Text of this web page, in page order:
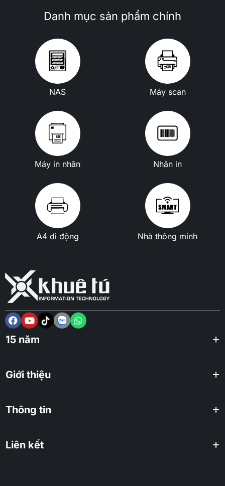
Danh mục sản phẩm chính
NAS Máy scan
Máy in nhãn Nhãn in
A4 di động Nhà thông minh
15 năm
Giới thiệu
Thông tin
Liên kết